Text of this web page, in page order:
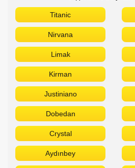
Titanic
Nirvana
Limak
Kirman
Justiniano
Dobedan
Crystal
Aydınbey